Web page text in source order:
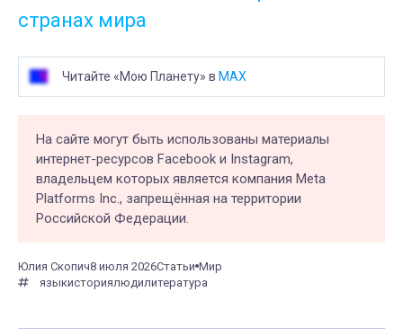
странах мира
Читайте «Мою Планету» в MAX
На сайте могут быть использованы материалы
интернет-ресурсов Facebook и Instagram,
владельцем которых является компания Meta
Platforms Inc., запрещённая на территории
Российской Федерации.
Юлия Скопич8 июля 2026Статьи Мир
языкисториялюдилитература